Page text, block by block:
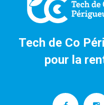
Tech de Co
pour la